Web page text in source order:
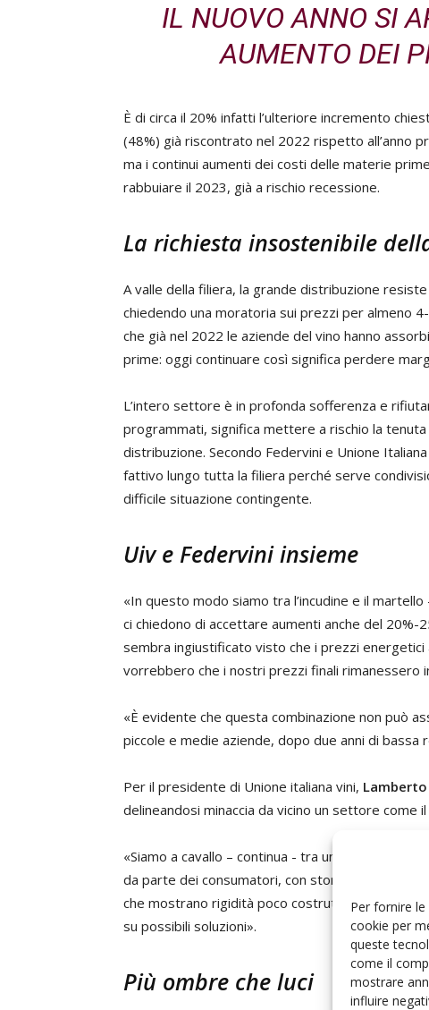
Per fornire
cookie per
queste
come il
mostrare
influire
IL NUOVO ANNO SI
AUMENTO DEI
È di circa il 20% infatti l’ulteriore incremento
(48%) già riscontrato nel 2022 rispetto all’anno
ma i continui aumenti dei costi delle materie
rabbuiare il 2023, già a rischio recessione.
La richiesta insostenibile
A valle della filiera, la grande distribuzione
chiedendo una moratoria sui prezzi per almeno
che già nel 2022 le aziende del vino hanno
prime: oggi continuare così significa perdere
L’intero settore è in profonda sofferenza e
programmati, significa mettere a rischio la
distribuzione. Secondo Federvini e Unione
fattivo lungo tutta la filiera perché serve
difficile situazione contingente.
Uiv e Federvini insieme
«In questo modo siamo tra l’incudine e il martello
ci chiedono di accettare aumenti anche del
sembra ingiustificato visto che i prezzi
vorrebbero che i nostri prezzi finali rimanessero
«È evidente che questa combinazione non può
piccole e medie aziende, dopo due anni di bassa
Per il presidente di Unione italiana vini,
delineandosi minaccia da vicino un settore come
«Siamo a cavallo – continua - tra un’escalation
da parte dei consumatori, con storici partner -
che mostrano rigidità poco costruttive.
su possibili soluzioni».
Più ombre che luci